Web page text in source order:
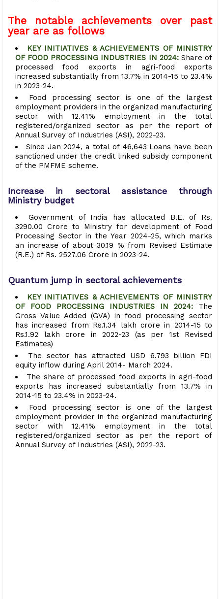
The notable achievements over past
year are as follows
KEY INITIATIVES & ACHIEVEMENTS OF MINISTRY
OF FOOD PROCESSING INDUSTRIES IN 2024: Share of
processed food exports in agri-food exports
increased substantially from 13.7% in 2014-15 to 23.4%
in 2023-24.
Food processing sector is one of the largest
employment providers in the organized manufacturing
sector with 12.41% employment in the total
registered/organized sector as per the report of
Annual Survey of Industries (ASI), 2022-23.
Since Jan 2024, a total of 46,643 Loans have been
sanctioned under the credit linked subsidy component
of the PMFME scheme.
Increase in sectoral assistance through
Ministry budget
Government of India has allocated B.E. of Rs.
3290.00 Crore to Ministry for development of Food
Processing Sector in the Year 2024-25, which marks
an increase of about 30.19 % from Revised Estimate
(R.E.) of Rs. 2527.06 Crore in 2023-24.
Quantum jump in sectoral achievements
KEY INITIATIVES & ACHIEVEMENTS OF MINISTRY
OF FOOD PROCESSING INDUSTRIES IN 2024: The
Gross Value Added (GVA) in food processing sector
has increased from Rs.1.34 lakh crore in 2014-15 to
Rs.1.92 lakh crore in 2022-23 (as per 1st Revised
Estimates)
The sector has attracted USD 6.793 billion FDI
equity inflow during April 2014- March 2024.
The share of processed food exports in agri-food
exports has increased substantially from 13.7% in
2014-15 to 23.4% in 2023-24.
Food processing sector is one of the largest
employment provider in the organized manufacturing
sector with 12.41% employment in the total
registered/organized sector as per the report of
Annual Survey of Industries (ASI), 2022-23.